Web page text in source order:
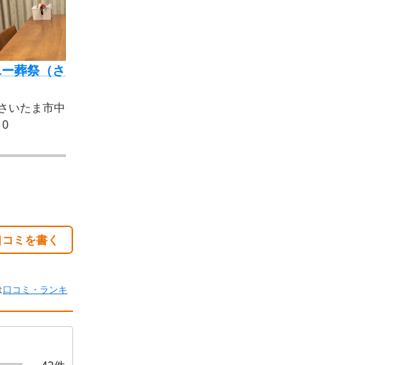
葬祭（さいたま営業
いたま市中央区上落合3-
ミを書く
口コミ・ランキ